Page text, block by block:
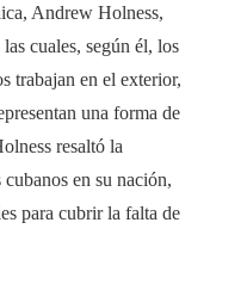
Andrew Holness,
cuales, según él, los
trabajan en el exterior,
una forma de
resaltó la
en su nación,
para cubrir la falta de